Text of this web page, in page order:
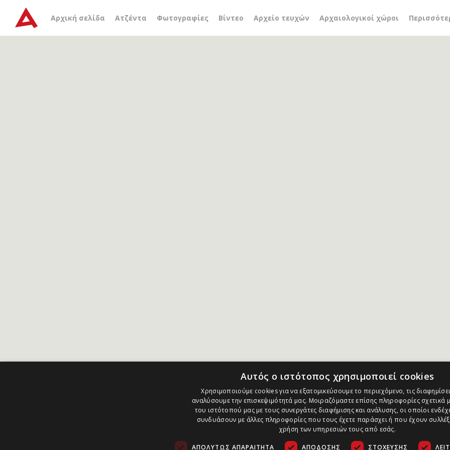
Αρχική σελίδα Ατζέντα Φωτογραφίες Βίντεο Αρχείο τευχών Αρχαιολογικοί χώροι
Αρχείο ετικέτας άνοδος
Αυτός ο ιστότοπος χρησιμοποιεί cookies
Χρησιμοποιούμε cookies για να εξατομικεύσουμε το περιεχόμενο, τις
αναλύσουμε την επισκεψιμότητά μας. Μοιραζόμαστε επίσης πληροφορίες σχετικά
του ιστότοπού μας με τους συνεργάτες διαφήμισης και ανάλυσης, οι οποίοι
συνδυάσουν με άλλες πληροφορίες που τους έχετε παράσχει ή που έχουν
χρήση των υπηρεσιών τους από εσάς.
ΑΠΟΛΎΤΩΣ ΑΠΑΡΑΊΤΗΤΑ ΑΠΌΔΟΣΗΣ ΣΤΌΧΕΥΣΗΣ